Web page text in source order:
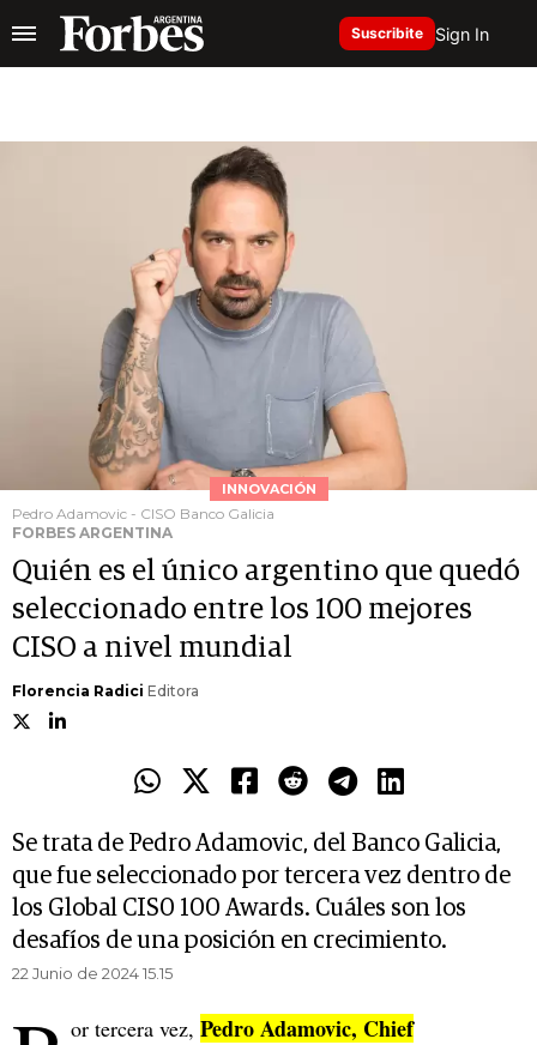
Suscribite Sign In
INNOVACIÓN
Pedro Adamovic - CISO Banco Galicia
FORBES ARGENTINA
Quién es el único argentino que quedó
seleccionado entre los 100 mejores
CISO a nivel mundial
Florencia Radici Editora
Se trata de Pedro Adamovic, del Banco Galicia,
que fue seleccionado por tercera vez dentro de
los Global CIS0 100 Awards. Cuáles son los
desafíos de una posición en crecimiento.
22 Junio de 2024 15.15
or tercera vez, Pedro Adamovic, Chief